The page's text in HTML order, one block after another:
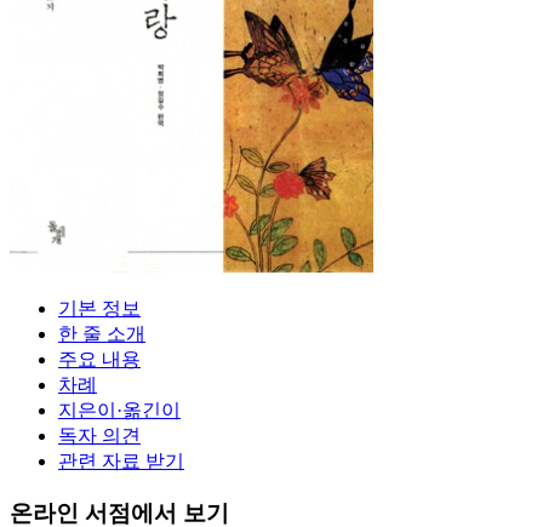
기본 정보
한 줄 소개
주요 내용
차례
지은이·옮긴이
독자 의견
관련 자료 받기
온라인 서점에서 보기